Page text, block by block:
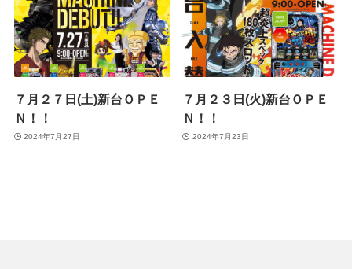
７月２７日(土)新台ＯＰＥ
Ｎ！！
2024年7月27日
７月２３日(火)新台ＯＰＥ
Ｎ！！
2024年7月23日